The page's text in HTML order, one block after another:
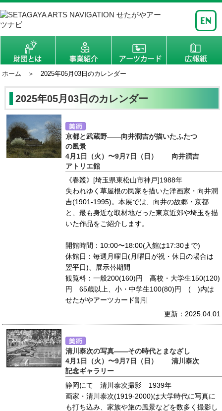
ホーム ＞ 2025年05月03日のカレンダー
2025年05月03日のカレンダー
京都と武蔵野――向井潤吉が描いたふたつ
の風景
4月1日（火）〜9月7日（日） 向井潤吉
アトリエ館
《春叢》[埼玉県東松山市神戸]1988年
失われゆく草屋根の民家を描いた洋画家・向井潤
吉(1901-1995)。本展では、向井の故郷・京都
と、最も身近な取材地だった東京近郊や埼玉を描
いた作品をご紹介します。
開館時間：10:00〜18:00(入館は17:30まで)
休館日：毎週月曜日(月曜日が祝・休日の場合は
翌平日)、展示替期間
観覧料：一般200(160)円 高校・大学生150(120)
円 65歳以上、小・中学生100(80)円 ( )内は
せたがやアーツカード割引
更新：2025.04.01
清川泰次の写真――その時代とまなざし
4月1日（火）〜9月7日（日） 清川泰次
記念ギャラリー
静岡にて 清川泰次撮影 1939年
画家・清川泰次(1919-2000)は大学時代に写真に
も打ち込み、家族や旅の風景などを数多く撮影し